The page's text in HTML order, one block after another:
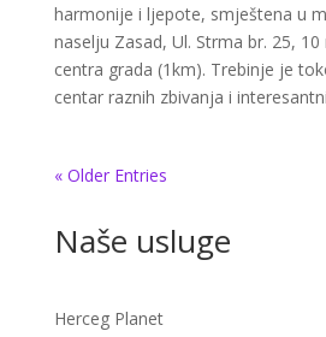
harmonije i ljepote, smještena u
naselju Zasad, Ul. Strma br. 25,
centra grada (1km). Trebinje je
centar raznih zbivanja i
« Older Entries
Naše usluge
Herceg Planet